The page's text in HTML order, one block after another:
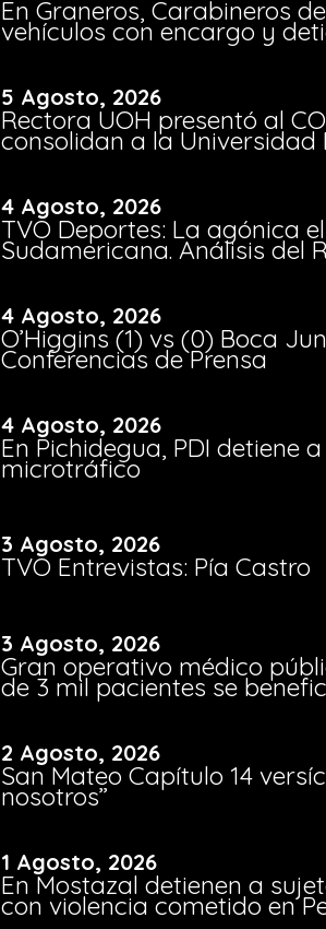
En Graneros, Carabineros
vehículos con encargo y
5 Agosto, 2026
Rectora UOH presentó al
consolidan a la Universidad
4 Agosto, 2026
TVO Deportes: La agónica
Sudamericana. Análisis del
4 Agosto, 2026
O’Higgins (1) vs (0) Boca
Conferencias de Prensa
4 Agosto, 2026
En Pichidegua, PDI detiene
microtráfico
3 Agosto, 2026
TVO Entrevistas: Pía Castro
3 Agosto, 2026
Gran operativo médico
de 3 mil pacientes se
2 Agosto, 2026
San Mateo Capítulo 14
nosotros”
1 Agosto, 2026
En Mostazal detienen a
con violencia cometido en